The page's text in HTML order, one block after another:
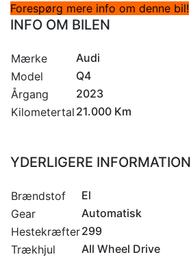
Forespørg mere info om denne bil!
INFO OM BILEN
Mærke
Audi
Model
Q4
Årgang
2023
Kilometertal 21.000 Km
YDERLIGERE INFORMATION
Brændstof
El
Gear
Automatisk
Hestekræfter299
Trækhjul
All Wheel Drive